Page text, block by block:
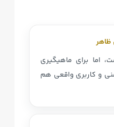
ظاهر
اما برای ماهیگیری
و کاربری واقعی هم